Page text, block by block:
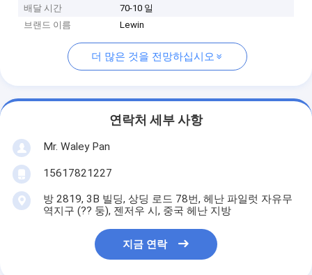
배달 시간
70-10 일
브랜드 이름
Lewin
더 많은 것을 전망하십시오
연락처 세부 사항
Mr. Waley Pan
15617821227
방 2819, 3B 빌딩, 상딩 로드 78번, 헤난 파일럿 자유무
역지구 (?? 둥), 젠저우 시, 중국 헤난 지방
지금 연락